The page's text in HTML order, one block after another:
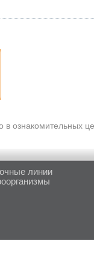
ознакомительных
линии